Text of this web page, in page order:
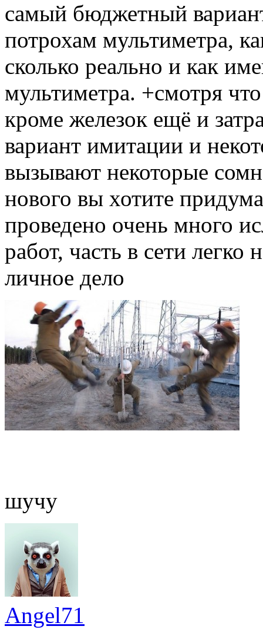
самый бюджетный
потрохам мультиметра,
сколько реально и как
мультиметра. +смотря
кроме железок ещё и
вариант имитации и
вызывают некоторые
нового вы хотите
проведено очень много
работ, часть в сети легко
личное дело
шучу
Angel71